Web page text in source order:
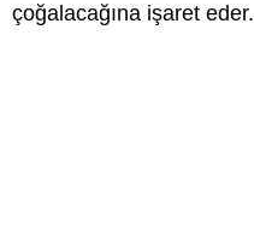
çoğalacağına işaret eder.